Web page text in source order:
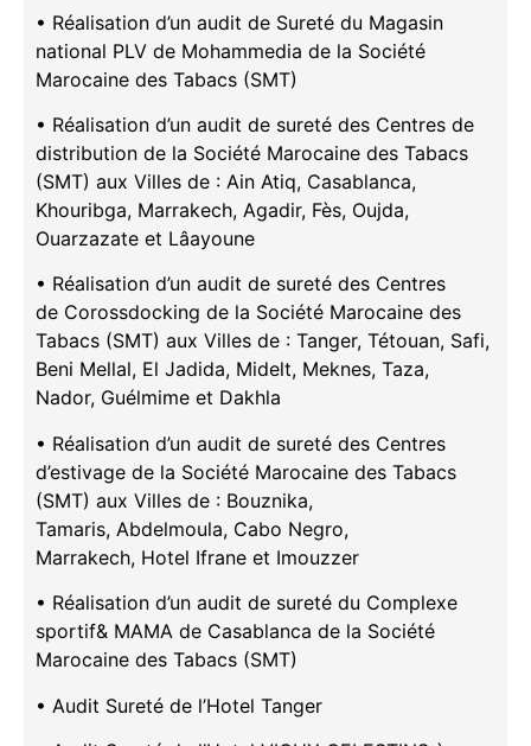
• Réalisation d’un audit de Sureté du Magasin
national PLV de Mohammedia de la Société
Marocaine des Tabacs (SMT)
• Réalisation d’un audit de sureté des Centres de
distribution de la Société Marocaine des Tabacs
(SMT) aux Villes de : Ain Atiq, Casablanca,
Khouribga, Marrakech, Agadir, Fès, Oujda,
Ouarzazate et Lâayoune
• Réalisation d’un audit de sureté des Centres
de Corossdocking de la Société Marocaine des
Tabacs (SMT) aux Villes de : Tanger, Tétouan, Safi,
Beni Mellal, El Jadida, Midelt, Meknes, Taza,
Nador, Guélmime et Dakhla
• Réalisation d’un audit de sureté des Centres
d’estivage de la Société Marocaine des Tabacs
(SMT) aux Villes de : Bouznika,
Tamaris, Abdelmoula, Cabo Negro,
Marrakech, Hotel Ifrane et Imouzzer
• Réalisation d’un audit de sureté du Complexe
sportif& MAMA de Casablanca de la Société
Marocaine des Tabacs (SMT)
• Audit Sureté de l’Hotel Tanger